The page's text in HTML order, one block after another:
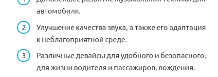
автомобиля.
Улучшение качества звука, а также его адаптация
к неблагоприятной среде.
Различные девайсы для удобного и безопасного,
для жизни водителя и пассажиров, вождения.